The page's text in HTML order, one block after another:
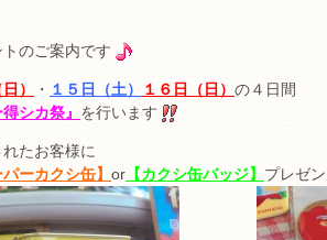
のご案内です
） ・ １５日（土） １６日（日） の４日間
シカ祭』 を行います
たお客様に
ーカクシ缶】 or 【カクシ缶バッジ】 プレゼ